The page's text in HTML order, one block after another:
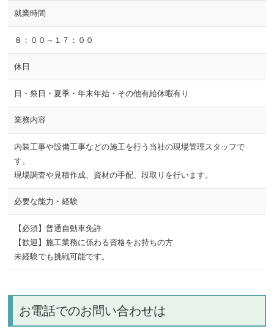
就業時間
８：００～１７：００
休日
日・祭日・夏季・年末年始・その他有給休暇有り
業務内容
内装工事や設備工事などの施工を行う当社の現場管理スタッフで
す。
現場調査や見積作成、資材の手配、段取りを行います。
必要な能力・経験
【必須】普通自動車免許
【歓迎】施工業務に係わる資格をお持ちの方
未経験でも挑戦可能です。
お電話でのお問い合わせは